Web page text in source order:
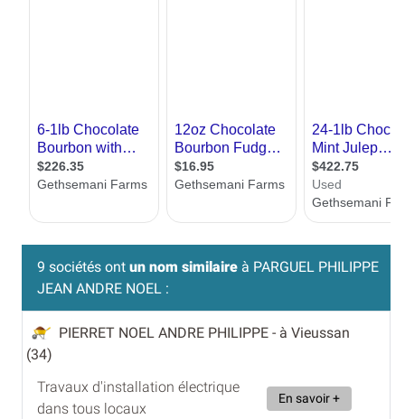
9 sociétés ont un nom similaire à PARGUEL PHILIPPE
JEAN ANDRE NOEL :
PIERRET NOEL ANDRE PHILIPPE - à Vieussan
(34)
Travaux d'installation électrique
dans tous locaux
En savoir +